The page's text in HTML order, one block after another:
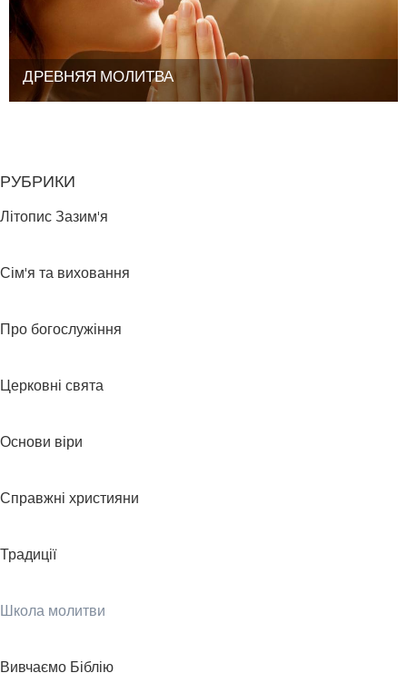
ДРЕВНЯЯ МОЛИТВА
РУБРИКИ
Літопис Зазим'я
Сім'я та виховання
Про богослужіння
Церковні свята
Основи віри
Справжні християни
Традиції
Школа молитви
Вивчаємо Біблію